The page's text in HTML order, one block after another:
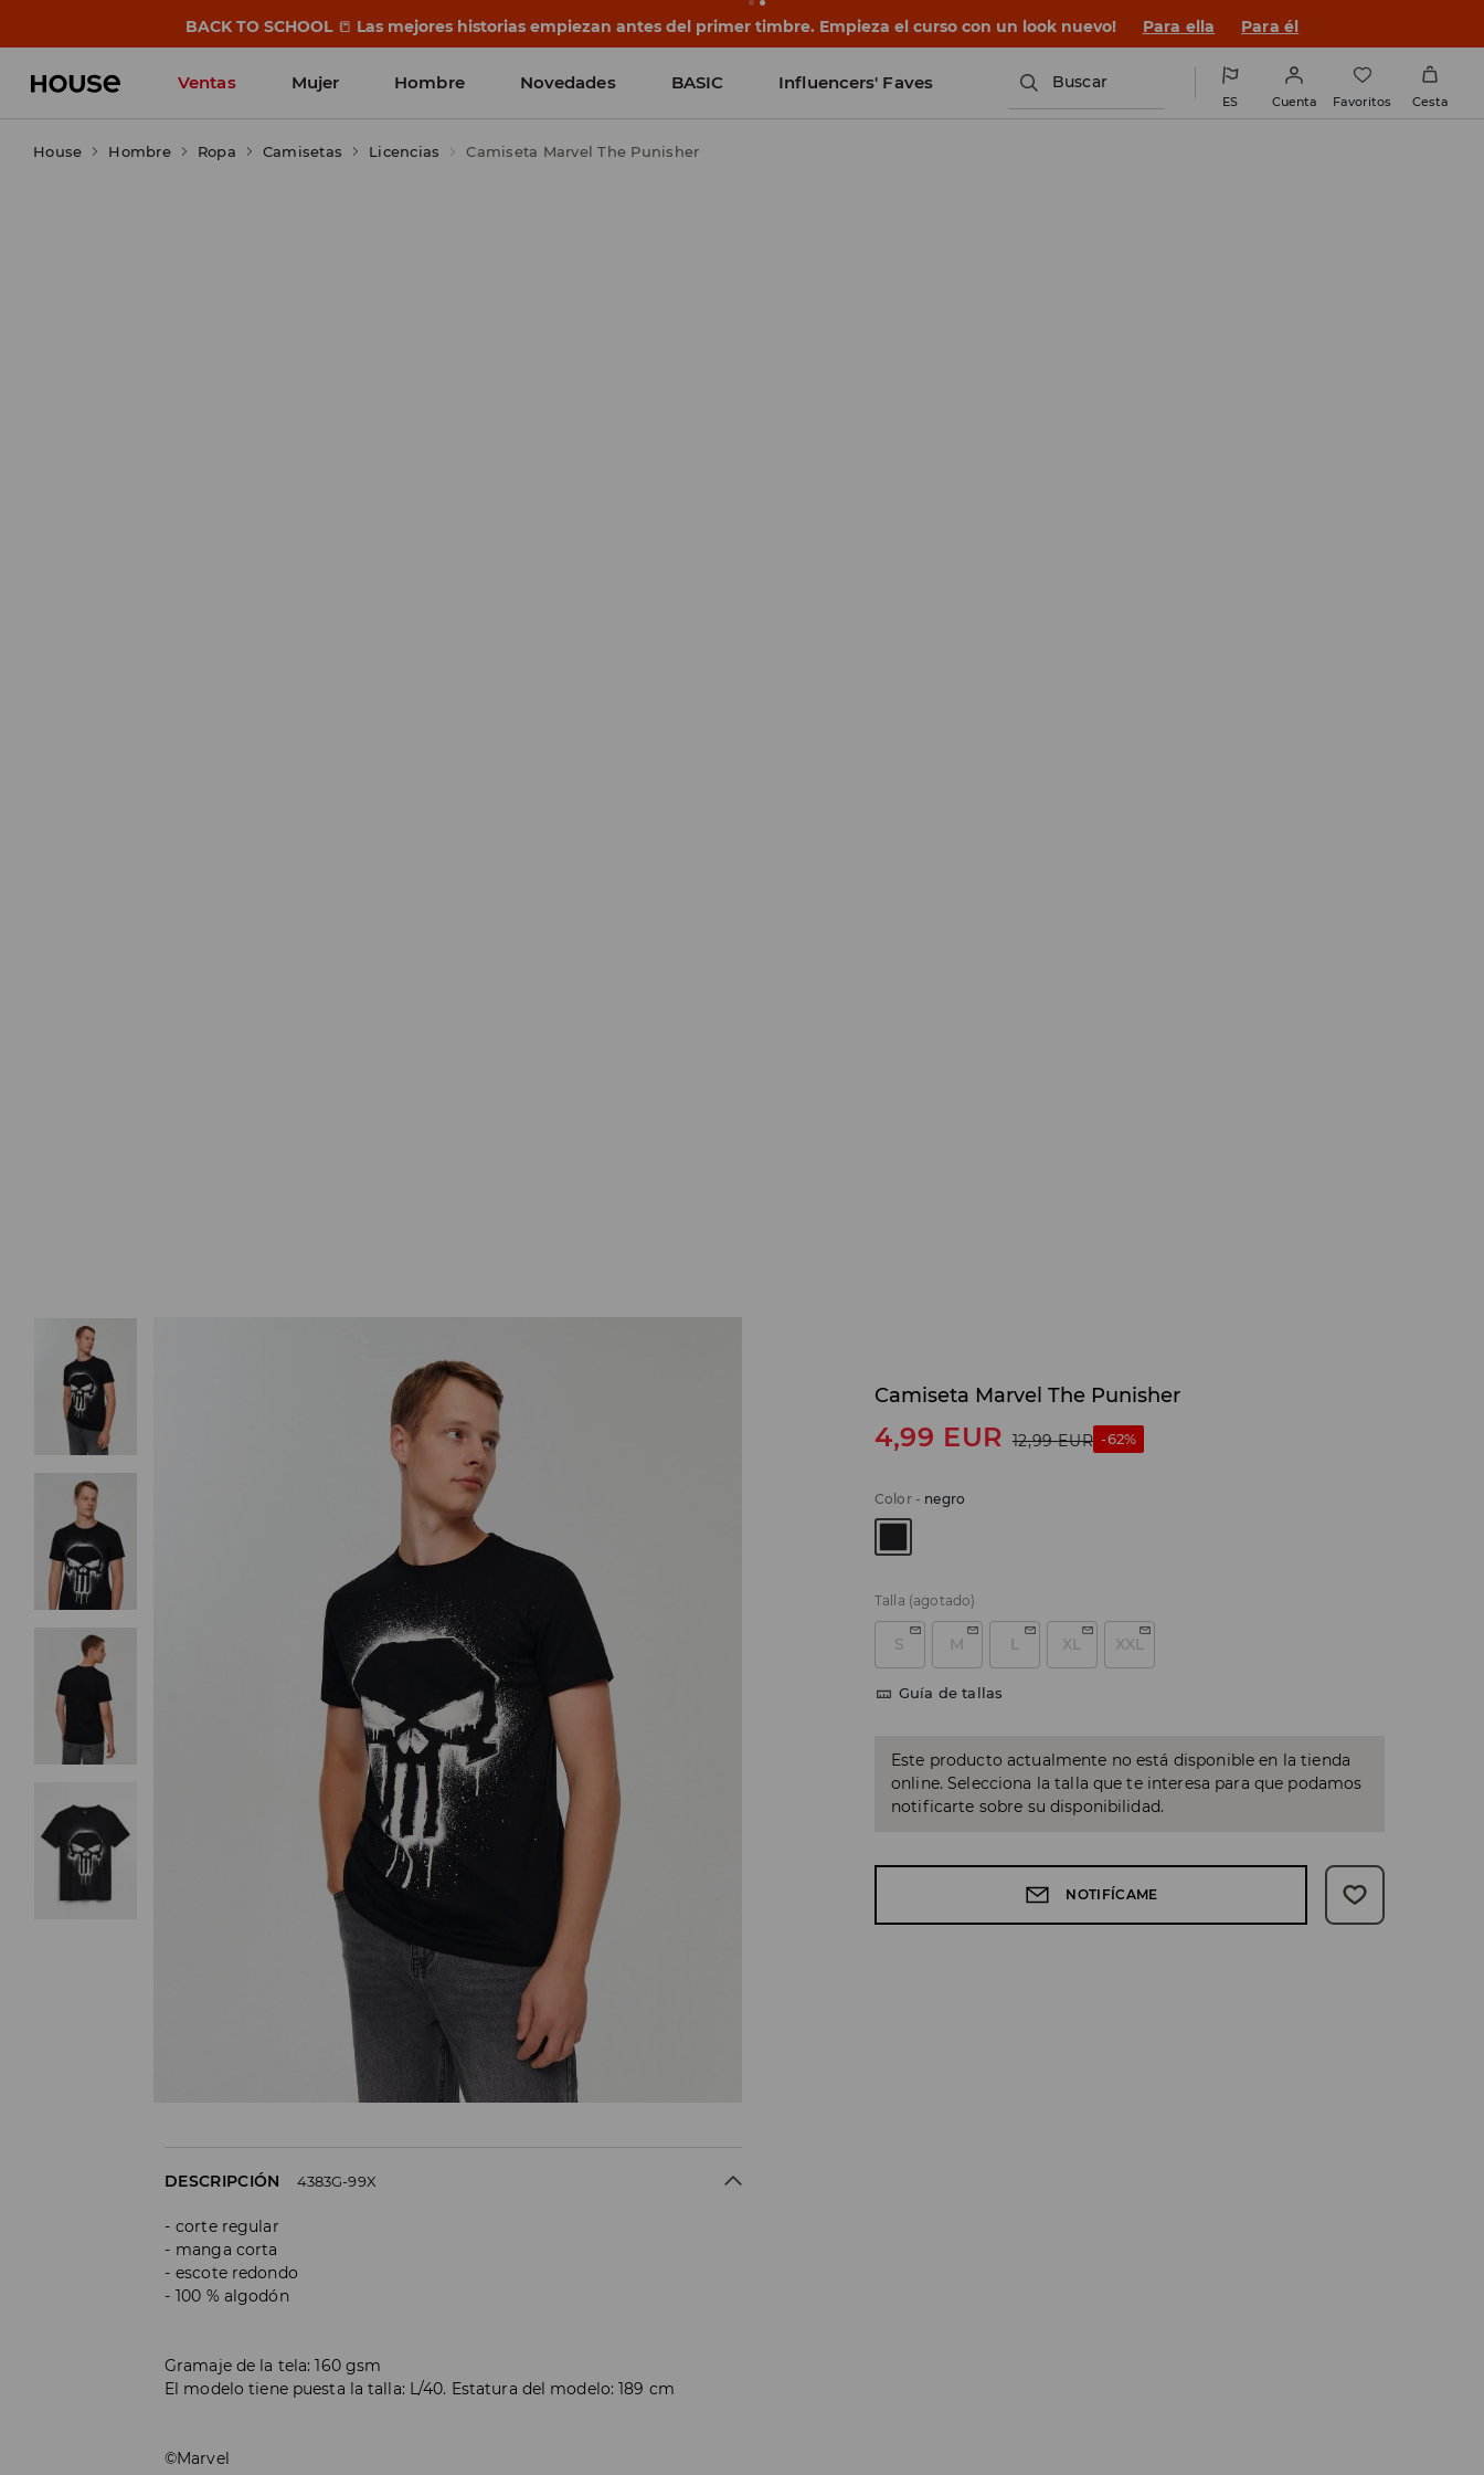
BACK TO SCHOOL 📒 Las mejores historias empiezan antes del primer timbre. Empieza el curso con un look nuevo! Para ella Para él
Ventas Mujer Hombre Novedades BASIC Influencers' Faves Buscar
ES Cuenta Favoritos Cesta
House Hombre Ropa Camisetas Licencias Camiseta Marvel The Punisher
Camiseta Marvel The Punisher
4,99 EUR 12,99 EUR -62%
Color- negro
Talla (agotado)
S M L XL XXL
Guía de tallas
Este producto actualmente no está disponible en la tienda
online. Selecciona la talla que te interesa para que podamos
notificarte sobre su disponibilidad.
NOTIFÍCAME
DESCRIPCIÓN 4383G-99X
corte regular
manga corta
escote redondo
100 % algodón
Gramaje de la tela: 160 gsm
El modelo tiene puesta la talla: L/40. Estatura del modelo: 189 cm
©Marvel